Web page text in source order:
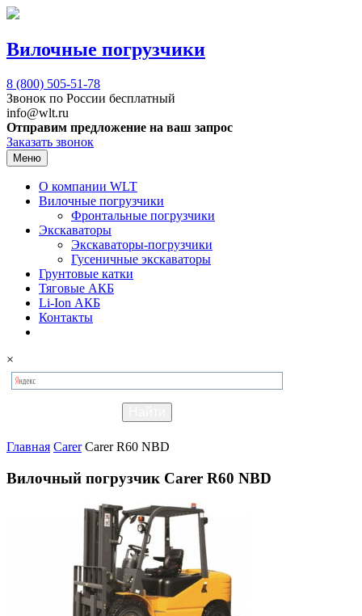
Вилочные погрузчики
8 (800) 505-51-78
Звонок по России бесплатный
info@wlt.ru
Отправим предложение на ваш запрос
Заказать звонок
Меню
О компании WLT
Вилочные погрузчики
Фронтальные погрузчики
Экскаваторы
Экскаваторы-погрузчики
Гусеничные экскаваторы
Грунтовые катки
Тяговые АКБ
Li-Ion АКБ
Контакты
×
Главная Carer Carer R60 NBD
Вилочный погрузчик Carer R60 NBD